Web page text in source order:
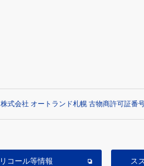
株式会社 オートランド札幌 古物商許可証番
リコール等情報 ス